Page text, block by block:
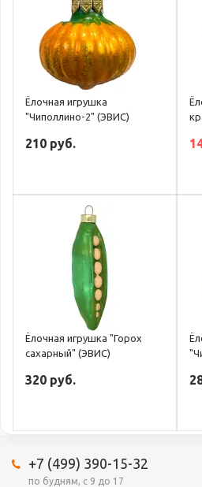
Ёлочная игрушка
"Чиполлино-2" (ЭВИС)
210 руб.
Ёлочная игрушка "Горох
сахарный" (ЭВИС)
320 руб.
+7 (499) 390-15-32
по будням, с 9 до 17